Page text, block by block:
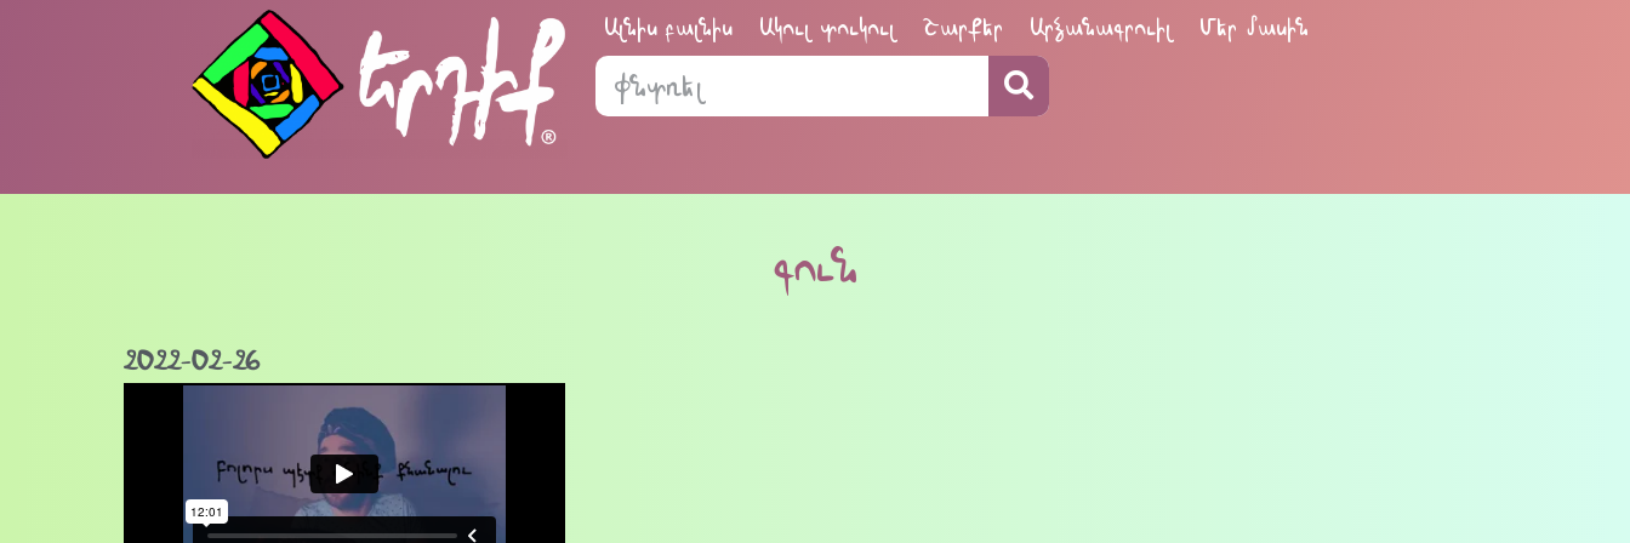
Ալնիս բալնիս Ակուլ տուկուլ Շարքեր Արձանագրուիլ Մեր մասին
գուն
2022-02-26